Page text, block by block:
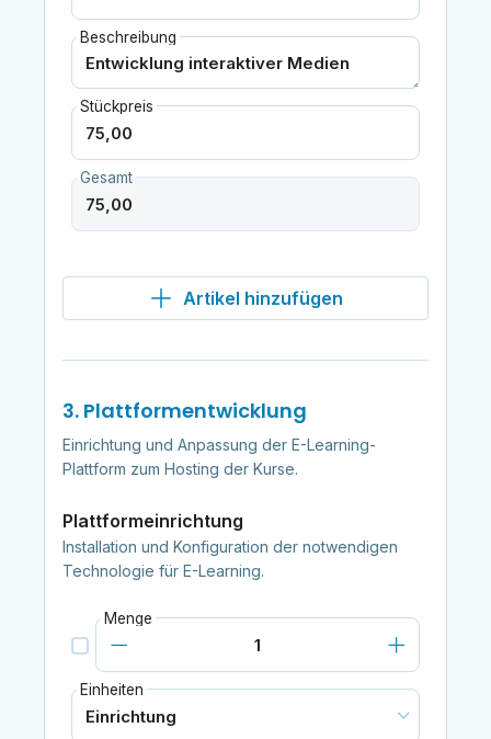
Beschreibung
Stückpreis
Gesamt
Artikel hinzufügen
3. Plattformentwicklung
Einrichtung und Anpassung der E-Learning-
Plattform zum Hosting der Kurse.
Plattformeinrichtung
Installation und Konfiguration der notwendigen
Technologie für E-Learning.
Menge
Einheiten